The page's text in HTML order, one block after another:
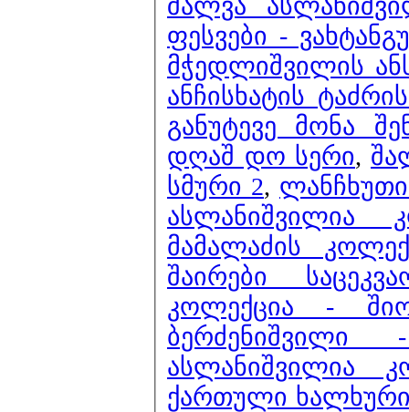
ფესვები -
მჭედლიშვილის
ანჩისხატის
განუტევე მონა
დღაშ დო სერი,
სმური 2,
მამალაძის
შაირები
კოლექცია -
ასლანიშვილია
ქართული ხალხური